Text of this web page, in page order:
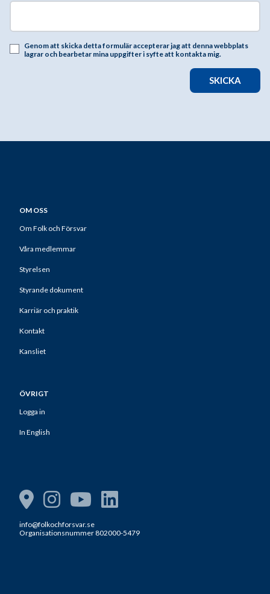
Genom att skicka detta formulär accepterar jag att denna webbplats
lagrar och bearbetar mina uppgifter i syfte att kontakta mig.
SKICKA
OM OSS
Om Folk och Försvar
Våra medlemmar
Styrelsen
Styrande dokument
Karriär och praktik
Kontakt
Kansliet
ÖVRIGT
Logga in
In English
info@folkochforsvar.se
Organisationsnummer 802000-5479